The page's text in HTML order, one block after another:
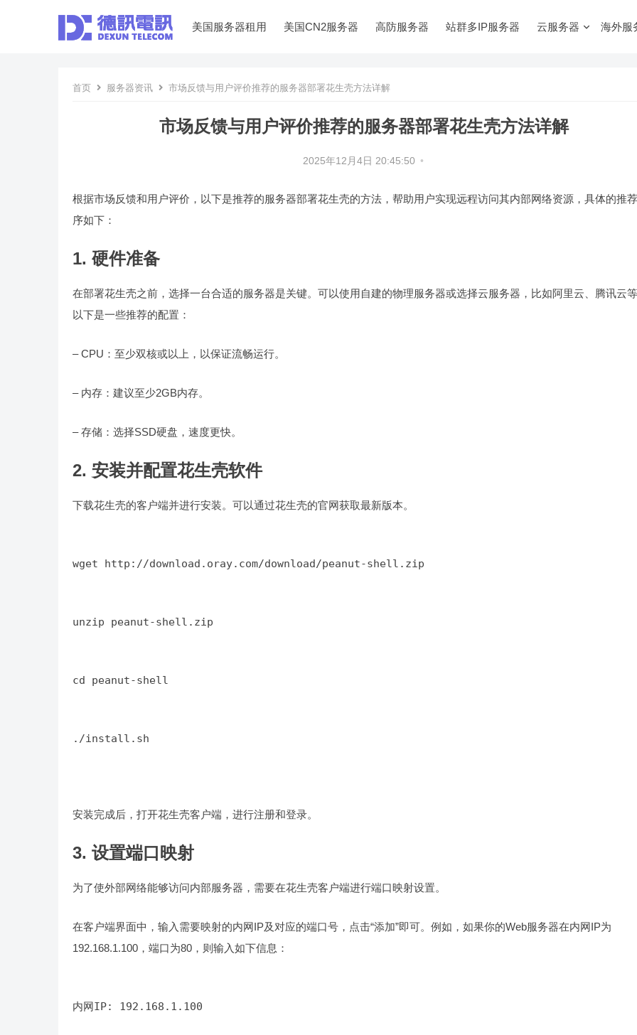
美国服务器租用 美国CN2服务器 高防服务器 站群多IP服务器 云服务器 海外服
首页 服务器资讯 市场反馈与用户评价推荐的服务器部署花生壳方法详解
市场反馈与用户评价推荐的服务器部署花生壳方法详解
2025年12月4日 20:45:50 •
根据市场反馈和用户评价，以下是推荐的服务器部署花生壳的方法，帮助用户实现远程访问其内部网络资源，具体的推
序如下：
1. 硬件准备
在部署花生壳之前，选择一台合适的服务器是关键。可以使用自建的物理服务器或选择云服务器，比如阿里云、腾讯云
以下是一些推荐的配置：
– CPU：至少双核或以上，以保证流畅运行。
– 内存：建议至少2GB内存。
– 存储：选择SSD硬盘，速度更快。
2. 安装并配置花生壳软件
下载花生壳的客户端并进行安装。可以通过花生壳的官网获取最新版本。
wget http://download.oray.com/download/peanut-shell.zip
unzip peanut-shell.zip
cd peanut-shell
./install.sh
安装完成后，打开花生壳客户端，进行注册和登录。
3. 设置端口映射
为了使外部网络能够访问内部服务器，需要在花生壳客户端进行端口映射设置。
在客户端界面中，输入需要映射的内网IP及对应的端口号，点击“添加”即可。例如，如果你的Web服务器在内网IP为
192.168.1.100，端口为80，则输入如下信息：
内网IP: 192.168.1.100